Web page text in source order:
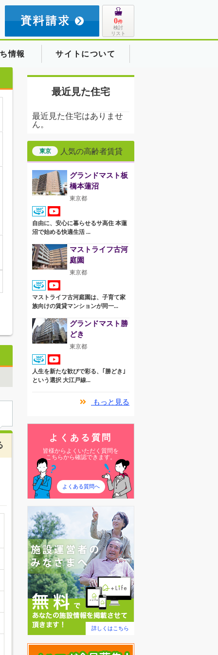
0件
検討
リスト
情報 サイトについて
最近見た住宅
最近見た住宅はありませ
ん。
東京 人気の高齢者賃貸
グランドマスト板
橋本蓮沼
東京都
自由に、安心に暮らせるサ高住 本蓮
沼で始める快適生活 ...
マストライフ古河
庭園
東京都
マストライフ古河庭園は、子育て家
族向けの賃貸マンションが同一...
グランドマスト勝
どき
東京都
人生を新たな歓びで彩る、｢勝どき｣
という選択 大江戸線...
もっと見る
よくある質問
皆様からよくいただく質問を
こちらから確認できます。
よくある質問へ
詳しくはこちら